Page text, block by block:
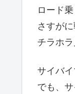
ロード
さすが
チラホラ
サイバ
でも、